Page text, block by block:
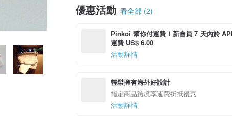
優惠活動 看全部 (2)
Pinkoi 幫你付運費！新會員 7 天內於
運費 US$ 6.00
活動詳情
輕鬆擁有海外好設計
指定商品跨境享運費折抵優惠
活動詳情